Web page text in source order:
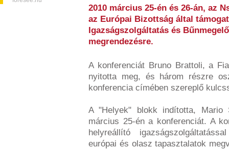
2010 március 25-én és 26-án, az
az Európai Bizottság által
Igazságszolgáltatás és
megrendezésre.
A konferenciát Bruno Brattoli, a
nyitotta meg, és három részre
konferencia címében szereplő
A "Helyek" blokk indította, Mario
március 25-én a konferenciát. A
helyreállító
európai és olasz tapasztalatok